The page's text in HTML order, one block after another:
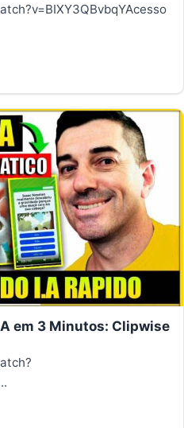
em 3 Minutos: Clipwise